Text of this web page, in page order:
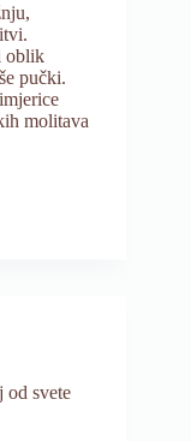
oblik
pučki.
molitava
od svete